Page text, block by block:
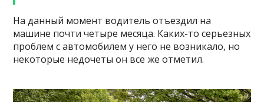
На данный момент водитель отъездил на
машине почти четыре месяца. Каких-то серьезных
проблем с автомобилем у него не возникало, но
некоторые недочеты он все же отметил.